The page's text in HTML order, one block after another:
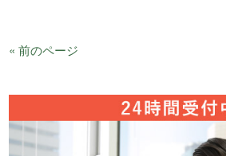
« 前のページ